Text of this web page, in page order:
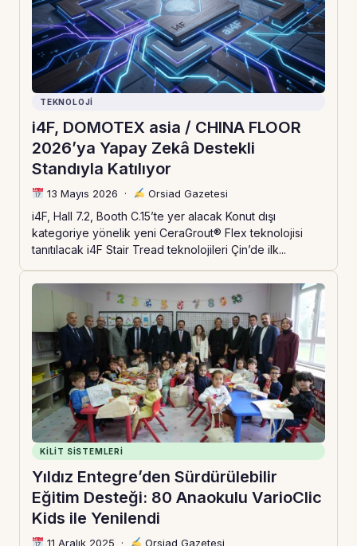
TEKNOLOJI
i4F, DOMOTEX asia / CHINA FLOOR
2026’ya Yapay Zekâ Destekli
Standıyla Katılıyor
13 Mayıs 2026 · Orsiad Gazetesi
i4F, Hall 7.2, Booth C.15’te yer alacak Konut dışı
kategoriye yönelik yeni CeraGrout® Flex teknolojisi
tanıtılacak i4F Stair Tread teknolojileri Çin’de ilk...
KILIT SISTEMLERI
Yıldız Entegre’den Sürdürülebilir
Eğitim Desteği: 80 Anaokulu VarioClic
Kids ile Yenilendi
11 Aralık 2025 · Orsiad Gazetesi